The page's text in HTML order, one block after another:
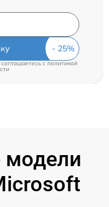
cполитикой
модели